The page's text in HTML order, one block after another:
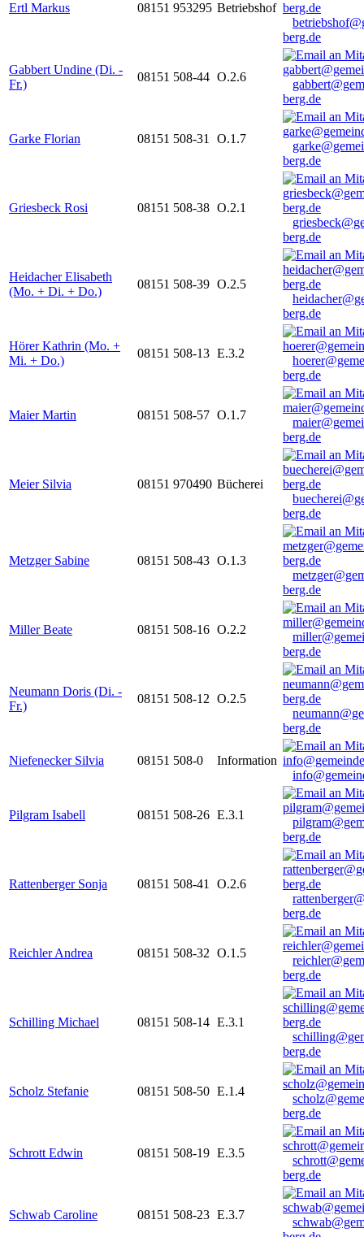
Ertl Markus 08151 953295 Betriebshof
berg.de
Gabbert Undine (Di. -
Fr.)
08151 508-44 O.2.6
berg.de
Garke Florian 08151 508-31 O.1.7
berg.de
Griesbeck Rosi 08151 508-38 O.2.1
berg.de
Heidacher Elisabeth
(Mo. + Di. + Do.)
08151 508-39 O.2.5
berg.de
Hörer Kathrin (Mo. +
Mi. + Do.)
08151 508-13 E.3.2
berg.de
Maier Martin 08151 508-57 O.1.7
berg.de
Meier Silvia 08151 970490 Bücherei
berg.de
Metzger Sabine 08151 508-43 O.1.3
berg.de
Miller Beate 08151 508-16 O.2.2
berg.de
Neumann Doris (Di. -
Fr.)
08151 508-12 O.2.5
berg.de
Niefenecker Silvia 08151 508-0
Information
Pilgram Isabell 08151 508-26 E.3.1
berg.de
Rattenberger Sonja 08151 508-41
O.2.6
berg.de
Reichler Andrea 08151 508-32 O.1.5
berg.de
Schilling Michael 08151 508-14 E.3.1
berg.de
Scholz Stefanie 08151 508-50 E.1.4
berg.de
Schrott Edwin 08151 508-19 E.3.5
berg.de
Schwab Caroline 08151 508-23 E.3.7